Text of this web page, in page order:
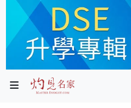
政局